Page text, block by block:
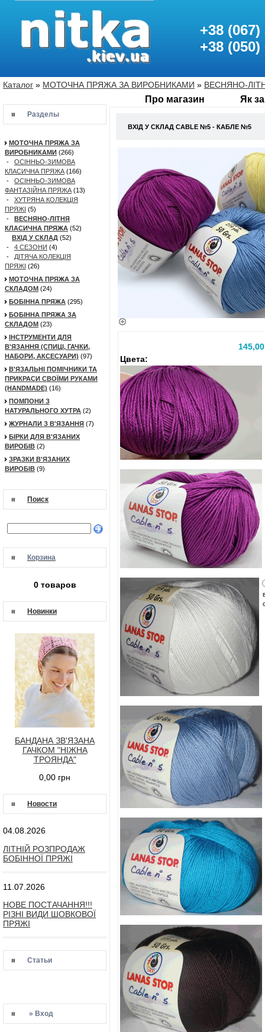
+38 (067)
+38 (050)
Каталог » МОТОЧНА ПРЯЖА ЗА ВИРОБНИКАМИ » ВЕСНЯНО-
Разделы
МОТОЧНА ПРЯЖА ЗА
ВИРОБНИКАМИ (266)
- ОСІННЬО-ЗИМОВА
КЛАСИЧНА ПРЯЖА (166)
- ОСІННЬО-ЗИМОВА
ФАНТАЗІЙНА ПРЯЖА (13)
- ХУТРЯНА КОЛЕКЦІЯ
ПРЯЖІ (5)
- ВЕСНЯНО-ЛІТНЯ
КЛАСИЧНА ПРЯЖА (52)
ВХІД У СКЛАД (52)
- 4 СЕЗОНИ (4)
- ДІТЯЧА КОЛЕКЦІЯ
ПРЯЖІ (26)
МОТОЧНА ПРЯЖА ЗА
СКЛАДОМ (24)
БОБІННА ПРЯЖА (295)
БОБІННА ПРЯЖА ЗА
СКЛАДОМ (23)
ІНСТРУМЕНТИ ДЛЯ
В'ЯЗАННЯ (СПИЦІ, ГАЧКИ,
НАБОРИ, АКСЕСУАРИ) (97)
В'ЯЗАЛЬНІ ПОМІЧНИКИ ТА
ПРИКРАСИ СВОЇМИ РУКАМИ
(HANDMADE) (16)
ПОМПОНИ З
НАТУРАЛЬНОГО ХУТРА (2)
ЖУРНАЛИ З В'ЯЗАННЯ (7)
БІРКИ ДЛЯ В'ЯЗАНИХ
ВИРОБІВ (2)
ЗРАЗКИ В'ЯЗАНИХ
ВИРОБІВ (9)
Поиск
Корзина
0 товаров
Новинки
БАНДАНА ЗВ'ЯЗАНА
ГАЧКОМ "НІЖНА
ТРОЯНДА"
0,00 грн
Новости
04.08.2026
ЛІТНІЙ РОЗПРОДАЖ
БОБІННОЇ ПРЯЖІ
11.07.2026
НОВЕ ПОСТАЧАННЯ!!!
РІЗНІ ВИДИ ШОВКОВОЇ
ПРЯЖІ
Статьи
» Вход
Про магазин Як
ВХІД У СКЛАД CABLE №5 - КАБЛЕ №5
Цвета: